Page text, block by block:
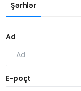
Şərhlər
Ad
E-poçt